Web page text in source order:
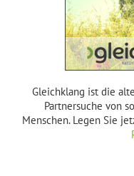
Gleichklang ist die
Partnersuche von
Menschen. Legen Sie